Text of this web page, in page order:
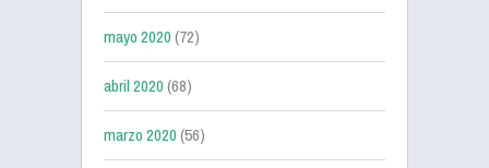
mayo 2020(72)
abril 2020(68)
marzo 2020(56)